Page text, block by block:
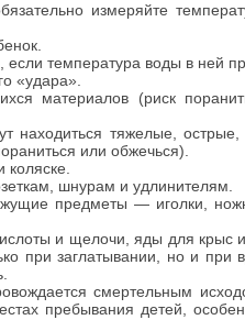
измеряйте
если температура воды в ней
«удара».
материалов (риск
находиться тяжелые,
или обжечься).
шнурам и удлинителям.
предметы — иголки,
и щелочи, яды для крыс
при заглатывании, но и при
смертельным
пребывания детей,